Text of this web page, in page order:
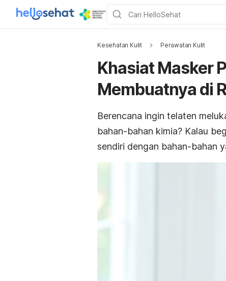
Kesehatan Kulit Perawatan Kulit
Khasiat Masker
Membuatnya di
Berencana ingin telaten
bahan-bahan kimia? Kalau
sendiri dengan bahan-bahan